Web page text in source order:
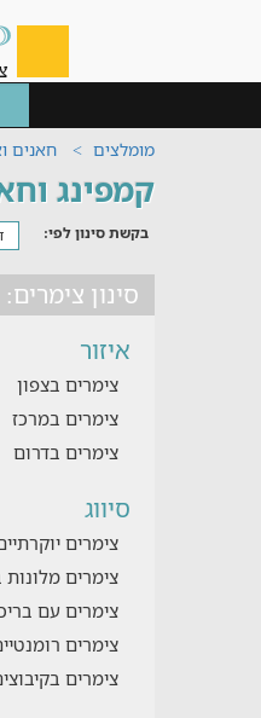
מומלצים חאנים
קמפינג
בקשת סינון לפי:
סינון צימרים:
איזור
צימרים בצפון
צימרים במרכז
צימרים בדרום
סיווג
צימרים
צימרים מלונות
צימרים עם
צימרים
צימרים